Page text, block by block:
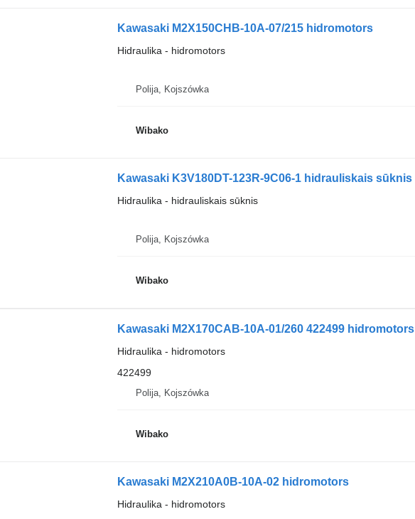
Kawasaki M2X150CHB-10A-07/215 hidromotors
Hidraulika - hidromotors
Polija, Kojszówka
Wibako
Kawasaki K3V180DT-123R-9C06-1 hidrauliskais sūknis
Hidraulika - hidrauliskais sūknis
Polija, Kojszówka
Wibako
Kawasaki M2X170CAB-10A-01/260 422499 hidromotors
Hidraulika - hidromotors
422499
Polija, Kojszówka
Wibako
Kawasaki M2X210A0B-10A-02 hidromotors
Hidraulika - hidromotors